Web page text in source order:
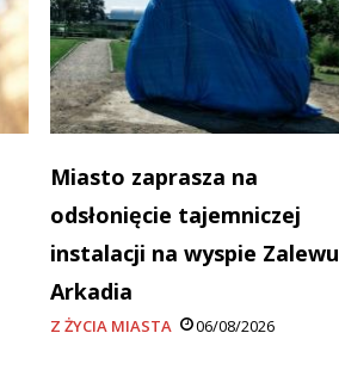
Miasto zaprasza na
odsłonięcie tajemniczej
instalacji na wyspie Zalewu
Arkadia
Z ŻYCIA MIASTA 06/08/2026